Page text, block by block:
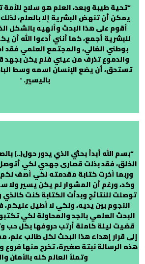
“تحية طيبة وبعد، العلم هو سلاح للأمة
يمكن أن تنهض البشرية إلا بالعلم،
أقوم على هذا البحث وأنهيه بالشكل
للبشرية أجمع، كما أنني أدعوا الله أن
بوطني الغالي، والمجتمع العلمي فقد
والدموع تذرف من عيني فلم يكن بجهد
تستحق، أن يضع الإنسان اسمه وسط
باليسير.“
“بسم الله أبدأ بحثي الذي يدور حول(..)
الخلق، فقد بذلت قصارى جهدي لكي أتوصل
وربما أخرت كتابة مقدمته لكي أصف
وكد، ورغم أن المشوار لم يكن يسير ولا
توصلت للنتائج وبدأت الكتابة كنت
النجوم بين يديه، ولكي لا أطيل
البحث العلمي بالجد والمحاولة لكي
قضيت ليلة كاملة أرتب حروفها بكل حب
إلى قرار إهداء هذا البحث لكل طالب علم،
هذه الرسالة نبتة صغيرة، تخرج منها
وتملأ العالم كله بالأمان